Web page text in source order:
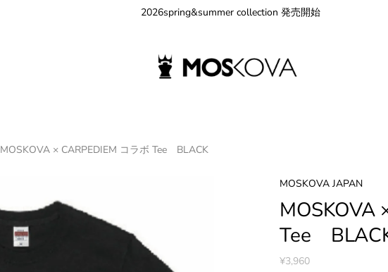
2026spring&summer collection 発売開始
MOSKOVA × CARPEDIEM コラボ Tee BLACK
MOSKOVA JAPAN
MOSKOVA
Tee
¥3,960